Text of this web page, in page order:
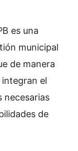
es una
municipal
de manera
el
necesarias
de